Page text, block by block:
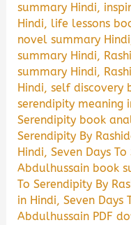
summary Hindi,
Hindi, life lessons
novel summary Hindi
summary Hindi,
summary Hindi,
Hindi,self discovery
serendipity meaning
Serendipity book
Serendipity By
Hindi,Seven Days
Abdulhussain book
To Serendipity By
in Hindi,Seven Days
Abdulhussain PDF